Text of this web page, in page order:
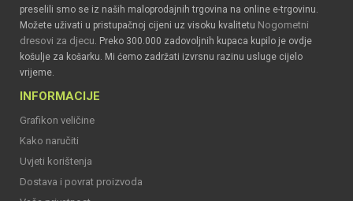
preselili smo se iz naših maloprodajnih trgovina na online e-trgovinu.
Možete uživati u pristupačnoj cijeni uz visoku kvalitetu Nogometni
dresovi za djecu. Preko 300.000 zadovoljnih kupaca kupilo je ovdje
košulje za košarku. Mi ćemo zadržati izvrsnu razinu usluge cijelo
vrijeme.
INFORMACIJE
Grafikon veličine
Kako naručiti
Uvjeti korištenja
Dostava i povrat proizvoda